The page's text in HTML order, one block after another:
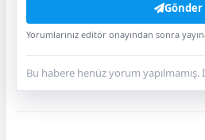
Gönder
Yorumlarınız editör onayından sonra
Bu habere henüz yorum yapılmamış.